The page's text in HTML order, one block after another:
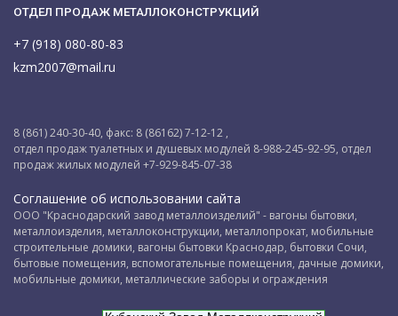
ОТДЕЛ ПРОДАЖ МЕТАЛЛОКОНСТРУКЦИЙ
+7 (918) 080-80-83
kzm2007@mail.ru
8 (861) 240-30-40, факс: 8 (86162) 7-12-12 ,
отдел продаж туалетных и душевых модулей 8-988-245-92-95, отдел
продаж жилых модулей +7-929-845-07-38
Соглашение об использовании сайта
ООО "Краснодарский завод металлоизделий" - вагоны бытовки,
металлоизделия, металлоконструкции, металлопрокат, мобильные
строительные домики, вагоны бытовки Краснодар, бытовки Сочи,
бытовые помещения, вспомогательные помещения, дачные домики,
мобильные домики, металлические заборы и ограждения